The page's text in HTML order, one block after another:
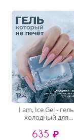
I am, Ice Gel - гель
холодный для
№08, 12 мл
635 ₽